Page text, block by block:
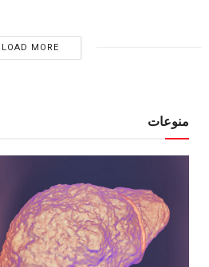
LOAD MORE
منوعات